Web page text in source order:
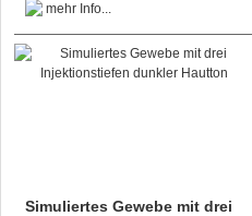
Simuliertes Gewebe mit drei